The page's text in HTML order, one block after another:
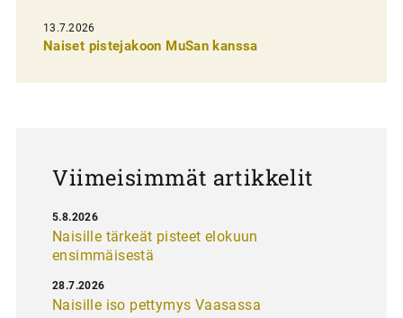
e
13.7.2026
Naiset pistejakoon MuSan kanssa
Viimeisimmät artikkelit
Naisille tärkeät pisteet elokuun
ensimmäisestä
5.8.2026
Naisille iso pettymys Vaasassa
28.7.2026